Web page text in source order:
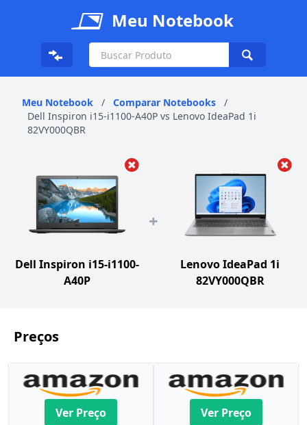
Meu Notebook
Meu Notebook / Comparar Notebooks
/
Dell Inspiron i15-i1100-A40P vs Lenovo IdeaPad 1i
82VY000QBR
Dell Inspiron i15-i1100-
A40P
+
Lenovo IdeaPad 1i
82VY000QBR
Preços
Ver Preço Ver Preço